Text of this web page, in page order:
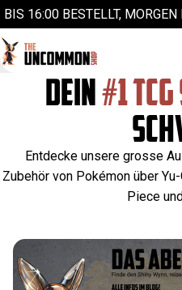
BIS 16:00 BESTELLT, MORGEN
DEIN#1
Entdecke unsere grosse
Zubehör von Pokémon über
Piece